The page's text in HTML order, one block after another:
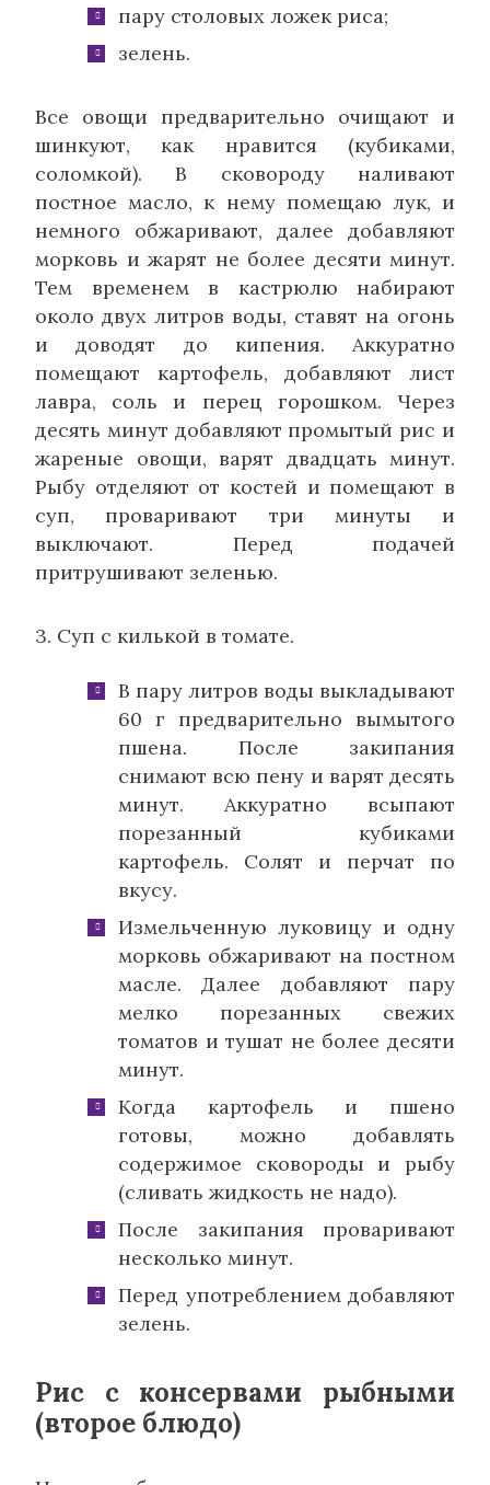
пару столовых ложек риса;
зелень.
Все овощи предварительно очищают и
шинкуют, как нравится (кубиками,
соломкой). В сковороду наливают
постное масло, к нему помещаю лук, и
немного обжаривают, далее добавляют
морковь и жарят не более десяти минут.
Тем временем в кастрюлю набирают
около двух литров воды, ставят на огонь
и доводят до кипения. Аккуратно
помещают картофель, добавляют лист
лавра, соль и перец горошком. Через
десять минут добавляют промытый рис и
жареные овощи, варят двадцать минут.
Рыбу отделяют от костей и помещают в
суп, проваривают три минуты и
выключают. Перед подачей
притрушивают зеленью.
3. Суп с килькой в томате.
В пару литров воды выкладывают
60 г предварительно вымытого
пшена. После закипания
снимают всю пену и варят десять
минут. Аккуратно всыпают
порезанный кубиками
картофель. Солят и перчат по
вкусу.
Измельченную луковицу и одну
морковь обжаривают на постном
масле. Далее добавляют пару
мелко порезанных свежих
томатов и тушат не более десяти
минут.
Когда картофель и пшено
готовы, можно добавлять
содержимое сковороды и рыбу
(сливать жидкость не надо).
После закипания проваривают
несколько минут.
Перед употреблением добавляют
зелень.
Рис с консервами рыбными
(второе блюдо)